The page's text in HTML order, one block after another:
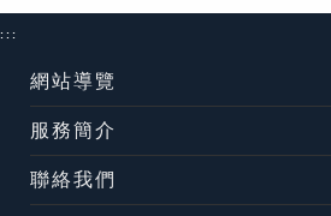
:::
網站導覽
服務簡介
聯絡我們